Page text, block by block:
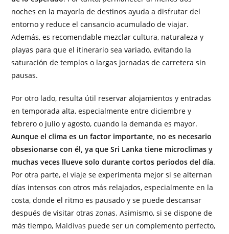
noches en la mayoría de destinos ayuda a disfrutar del
entorno y reduce el cansancio acumulado de viajar.
Además, es recomendable mezclar cultura, naturaleza y
playas para que el itinerario sea variado, evitando la
saturación de templos o largas jornadas de carretera sin
pausas.
Por otro lado, resulta útil reservar alojamientos y entradas
en temporada alta, especialmente entre diciembre y
febrero o julio y agosto, cuando la demanda es mayor.
Aunque el clima es un factor importante, no es necesario
obsesionarse con él, ya que Sri Lanka tiene microclimas y
muchas veces llueve solo durante cortos periodos del día.
Por otra parte, el viaje se experimenta mejor si se alternan
días intensos con otros más relajados, especialmente en la
costa, donde el ritmo es pausado y se puede descansar
después de visitar otras zonas. Asimismo, si se dispone de
más tiempo, Maldivas puede ser un complemento perfecto,